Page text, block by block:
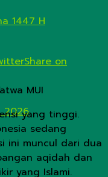
1447 H
2026
Share on
MUI
yang tinggi.
sedang
ini muncul dari dua
aqidah dan
yang Islami.